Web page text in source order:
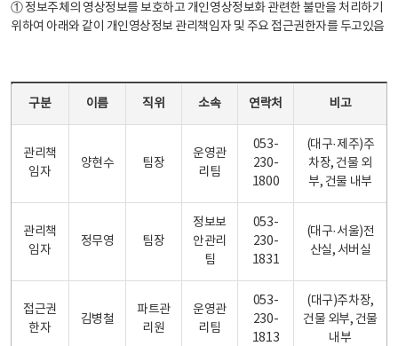
① 정보주체의 영상정보를 보호하고 개인영상정보화 관련한 불만을 처리하기
위하여 아래와 같이 개인영상정보 관리책임자 및 주요 접근권한자를 두고있음
구분 이름 직위 소속 연락처 비고
관리책
임자
양현수 팀장
운영관
리팀
053-
230-
1800
(대구·제주)주
차장, 건물 외
부, 건물 내부
관리책
임자
정무영 팀장
정보보
안관리
팀
053-
230-
1831
(대구·서울)전
산실, 서버실
접근권
한자
김병철
파트관
리원
운영관
리팀
053-
230-
1813
(대구)주차장,
건물 외부, 건물
내부